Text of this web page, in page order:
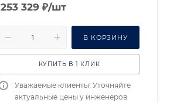
253 329 ₽/шт
В КОРЗИНУ
КУПИТЬ В 1 КЛИК
Уважаемые клиенты! Уточняйте
актуальные цены у инженеров